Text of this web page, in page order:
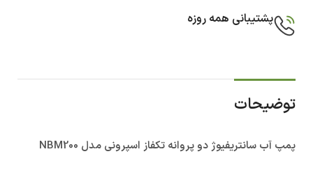
پشتیبانی همه روزه
توضیحات
پمپ آب سانتریفیوژ دو پروانه تکفاز اسپرونی مدل NBM200